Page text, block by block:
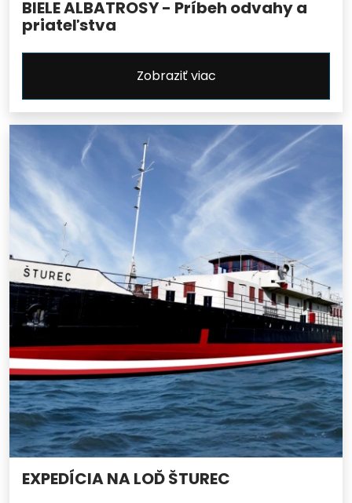
BIELE ALBATROSY - Príbeh odvahy a
priateľstva
Zobraziť viac
EXPEDÍCIA NA LOĎ ŠTUREC